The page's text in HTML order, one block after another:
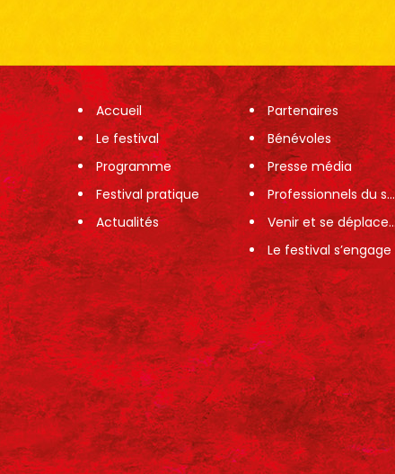
Accueil
Le festival
Programme
Festival pratique
Actualités
Partenaires
Bénévoles
Presse média
Professionnels du spectacle
Venir et se
Le festival s’engage